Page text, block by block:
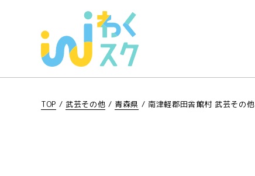
TOP / 武芸その他 / 青森県 / 南津軽郡田舎館村 武芸その他